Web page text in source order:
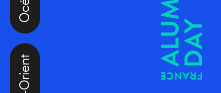
Moyen-Orient